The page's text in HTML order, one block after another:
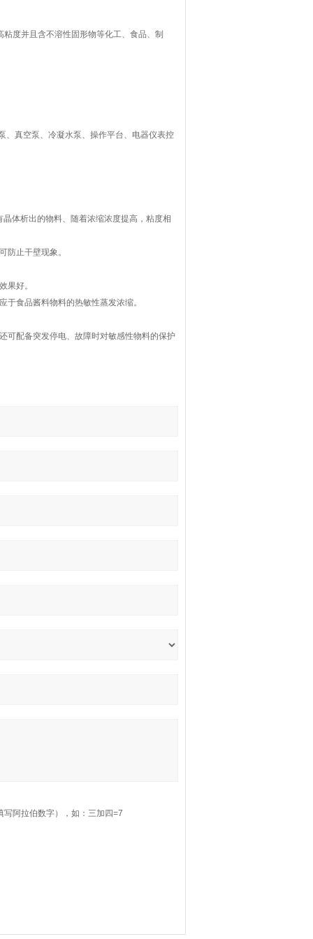
度并且含不溶性固形物等化工、食品、制
、真空泵、冷凝水泵、操作平台、电器仪表控
体析出的物料、随着浓缩浓度提高，粘度相
防止干壁现象。
果好。
食品酱料物料的热敏性蒸发浓缩。
可配备突发停电、故障时对敏感性物料的保护
写阿拉伯数字），如：三加四=7